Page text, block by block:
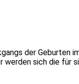
der Geburten
werden sich die